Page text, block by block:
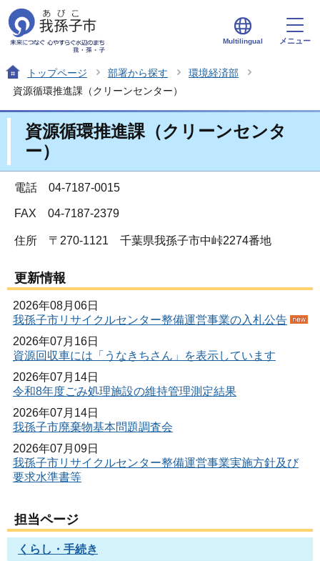
Multilingual メニュー
トップページ 部署から探す
環境経済部
資源循環推進課（クリーンセンター）
資源循環推進課（クリーンセンタ
ー）
電話 04-7187-0015
FAX 04-7187-2379
住所 〒270-1121 千葉県我孫子市中峠2274番地
更新情報
2026年08月06日
我孫子市リサイクルセンター整備運営事業の入札公告
2026年07月16日
資源回収車には「うなきちさん」を表示しています
2026年07月14日
令和8年度ごみ処理施設の維持管理測定結果
2026年07月14日
我孫子市廃棄物基本問題調査会
2026年07月09日
我孫子市リサイクルセンター整備運営事業実施方針及び
要求水準書等
担当ページ
くらし・手続き